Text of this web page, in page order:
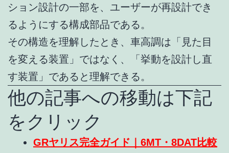
ション設計の一部を、ユーザーが再設計でき
るようにする構成部品である。
その構造を理解したとき、車高調は「見た目
を変える装置」ではなく、「挙動を設計し直
す装置」であると理解できる。
他の記事への移動は下記
をクリック
GRヤリス完全ガイド｜6MT・8DAT比較